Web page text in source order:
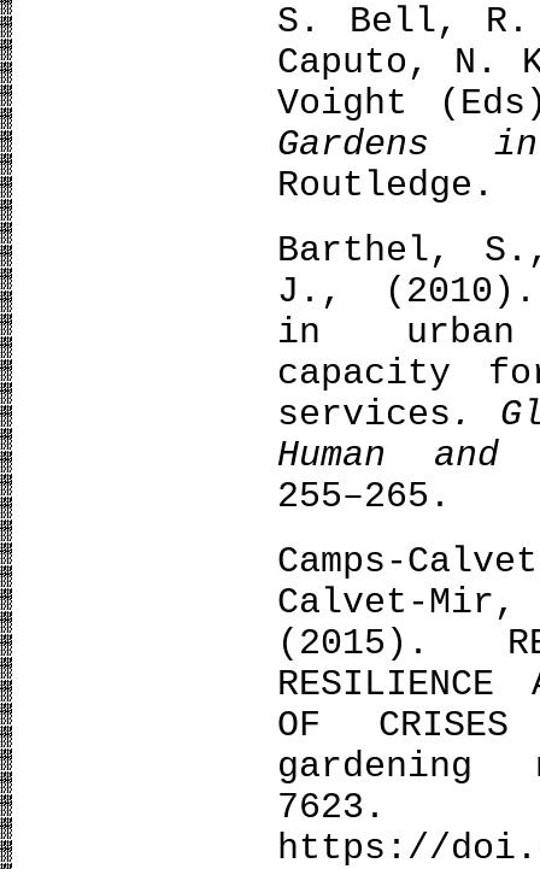
S. Bell, R.
Caputo, N.
Voight
Gardens
Routledge.
Barthel,
J., (2010).
in urban
capacity
services .
Human
255–265.
Camps-
Calvet-Mir,
(2015).
RESILIENCE
OF
gardening
7623.
https://